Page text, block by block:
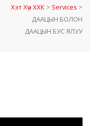
Хэт Хүч ХХК > Services >
ДААЦЫН БОЛОН
ДААЦЫН БУС ЯЛУУ